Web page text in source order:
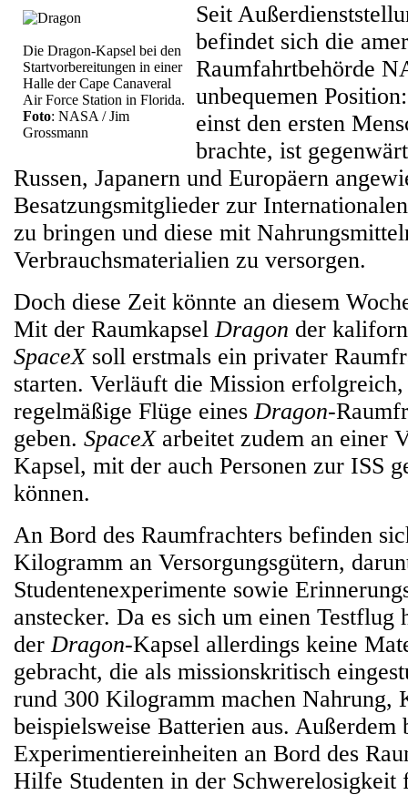
Die Dragon-Kapsel bei den
Startvorbereitungen in einer
Halle der Cape Canaveral
Air Force Station in Florida.
Foto: NASA / Jim
Grossmann
Seit
befindet sich die
Raumfahrtbehörde
unbequemen
einst den ersten
brachte, ist
Russen, Japanern und Europäern
Besatzungsmitglieder zur
zu bringen und diese mit
Verbrauchsmaterialien zu versorgen.
Doch diese Zeit könnte an diesem
Mit der RaumkapselDragon der
SpaceXsoll erstmals ein privater
starten. Verläuft die Mission
regelmäßige Flüge einesDragon-
geben. SpaceXarbeitet zudem an einer
Kapsel, mit der auch Personen zur ISS
können.
An Bord des Raumfrachters befinden
Kilogramm an Versorgungsgütern,
Studentenexperimente sowie
anstecker. Da es sich um einen Testflug
derDragon-Kapsel allerdings keine
gebracht, die als missionskritisch
rund 300 Kilogramm machen Nahrung,
beispielsweise Batterien aus.
Experimentiereinheiten an Bord des
Hilfe Studenten in der Schwerelosigkeit